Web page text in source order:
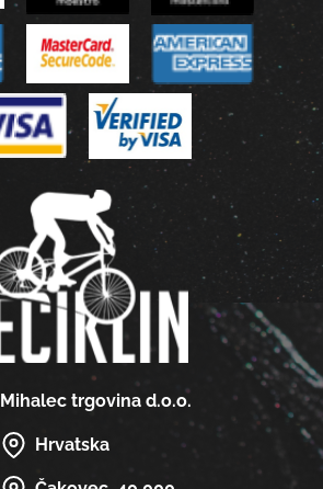
Mihalec trgovina d.o.o.
Hrvatska